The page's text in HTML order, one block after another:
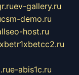
ev-gallery.ru
csm-demo.ru
host.ru
e-abis1c.ru